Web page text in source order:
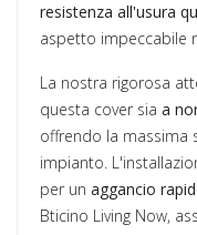
resistenza all'usura
aspetto impeccabile
La nostra rigorosa
questa cover sia a
offrendo la massima
impianto.
per un aggancio
Bticino Living Now,